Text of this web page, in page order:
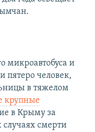
микроавтобуса и
пятеро человек,
в тяжелом
крупные
в Крыму за
случаях смерти